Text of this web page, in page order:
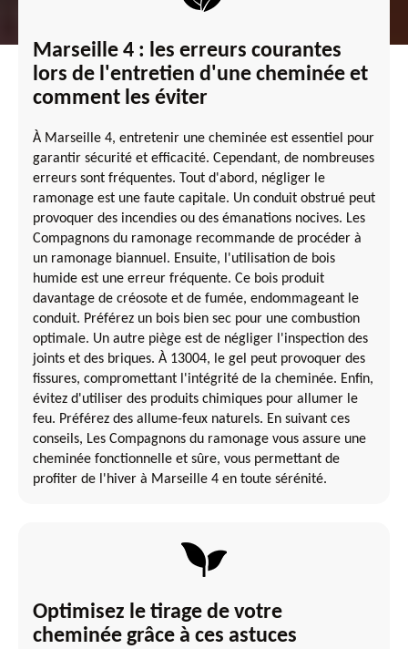
Marseille 4 : les erreurs courantes
lors de l'entretien d'une cheminée et
comment les éviter
À Marseille 4, entretenir une cheminée est essentiel pour
garantir sécurité et efficacité. Cependant, de nombreuses
erreurs sont fréquentes. Tout d'abord, négliger le
ramonage est une faute capitale. Un conduit obstrué peut
provoquer des incendies ou des émanations nocives. Les
Compagnons du ramonage recommande de procéder à
un ramonage biannuel. Ensuite, l'utilisation de bois
humide est une erreur fréquente. Ce bois produit
davantage de créosote et de fumée, endommageant le
conduit. Préférez un bois bien sec pour une combustion
optimale. Un autre piège est de négliger l'inspection des
joints et des briques. À 13004, le gel peut provoquer des
fissures, compromettant l'intégrité de la cheminée. Enfin,
évitez d'utiliser des produits chimiques pour allumer le
feu. Préférez des allume-feux naturels. En suivant ces
conseils, Les Compagnons du ramonage vous assure une
cheminée fonctionnelle et sûre, vous permettant de
profiter de l'hiver à Marseille 4 en toute sérénité.
Optimisez le tirage de votre
cheminée grâce à ces astuces